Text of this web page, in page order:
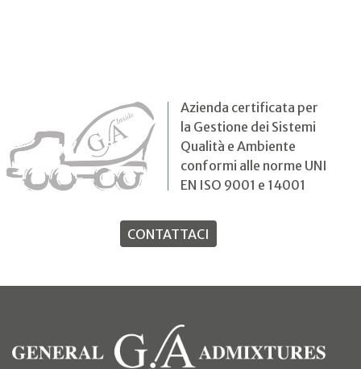
Azienda certificata per
la Gestione dei Sistemi
Qualità e Ambiente
conformi alle norme UNI
EN ISO 9001 e 14001
CONTATTACI